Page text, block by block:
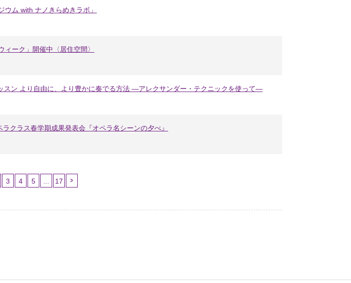
ウム with ナノきらめきラボ」
ィーク」開催中〈居住空間〉
スン より自由に、より豊かに奏でる方法 ―アレクサンダー・テクニックを使って―
クラス春学期成果発表会『オペラ名シーンの夕べ』
3 4 5 17